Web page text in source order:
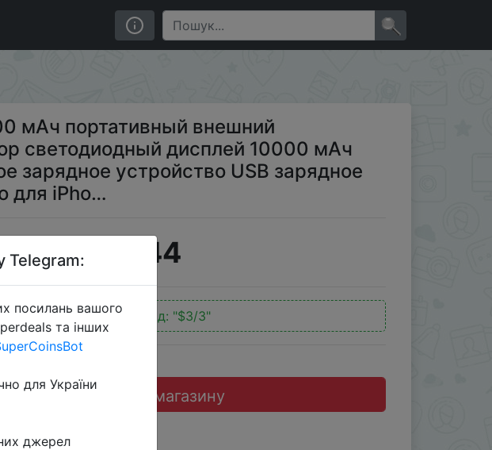
10000 мАч портативное зарядное устройство USB зарядное
мАч портативный внешний
светодиодный дисплей 10000 мАч
зарядное устройство USB зарядное
для iPho…
$7.44
Промокод: "$3/3"
Перейти до магазину
Telegram:
посилань вашого
та інших
для України
джерел